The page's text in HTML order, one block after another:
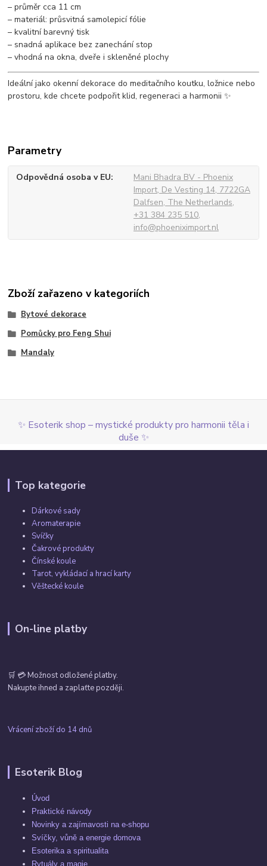
– průměr cca 11 cm
– materiál: průsvitná samolepicí fólie
– kvalitní barevný tisk
– snadná aplikace bez zanechání stop
– vhodná na okna, dveře i skleněné plochy
Ideální jako okenní dekorace do meditačního koutku, ložnice nebo
prostoru, kde chcete podpořit klid, regeneraci a harmonii ✨
Parametry
Odpovědná osoba v EU
Mani Bhadra BV - Phoenix
Import, De Vesting 14, 7722GA
Dalfsen, The Netherlands,
+31 384 235 510,
info@phoeniximport.nl
Zboží zařazeno v kategoriích
Bytové dekorace
Pomůcky pro Feng Shui
Mandaly
✨ Esoterik shop – mystické produkty pro harmonii těla i
duše ✨
Top kategorie
Dárkové sady
Aromaterapie
Svíčky
Čakrové produkty
Čínské koule
Tarot, vykládací a hrací karty
Věštecké koule
On-line platby
🛒 💳 Možnost odložené platby.
Nakupte ihned a zaplaťte později.
Vrácení zboží do 14 dnů
Esoterik Blog
Úvod
Praktické návody
Novinky a zajímavosti na e-shopu
Svíčky, vůně a energie domova
Esoterika a spiritualita
Rytuály a magie